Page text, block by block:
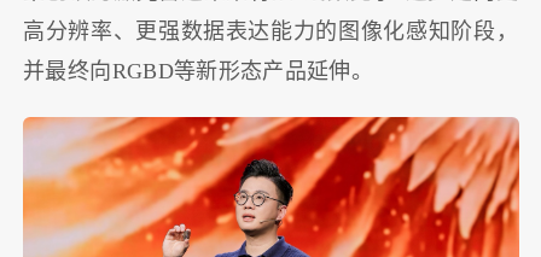
高分辨率、更强数据表达能力的图像化感知阶段，
并最终向RGBD等新形态产品延伸。